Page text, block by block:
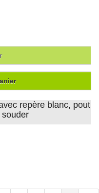
repère blanc, pout